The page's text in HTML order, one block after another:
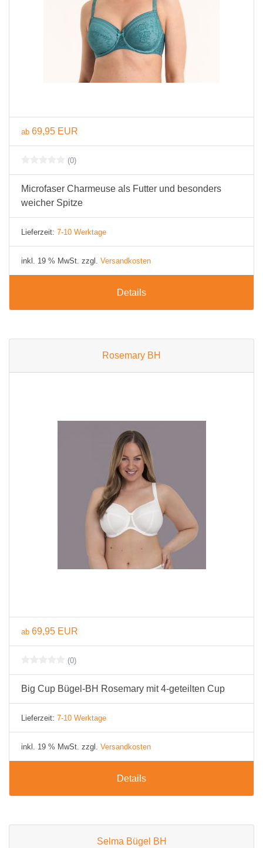
ab 69,95 EUR
(0)
Microfaser Charmeuse als Futter und besonders
weicher Spitze
Lieferzeit: 7-10 Werktage
inkl. 19 % MwSt. zzgl. Versandkosten
Details
Rosemary BH
ab 69,95 EUR
(0)
Big Cup Bügel-BH Rosemary mit 4-geteilten Cup
Lieferzeit: 7-10 Werktage
inkl. 19 % MwSt. zzgl. Versandkosten
Details
Selma Bügel BH